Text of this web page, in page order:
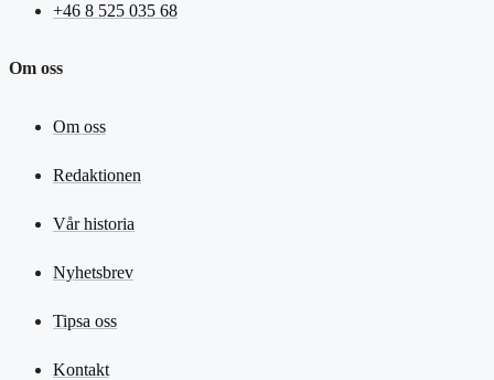
+46 8 525 035 68
Om oss
Om oss
Redaktionen
Vår historia
Nyhetsbrev
Tipsa oss
Kontakt